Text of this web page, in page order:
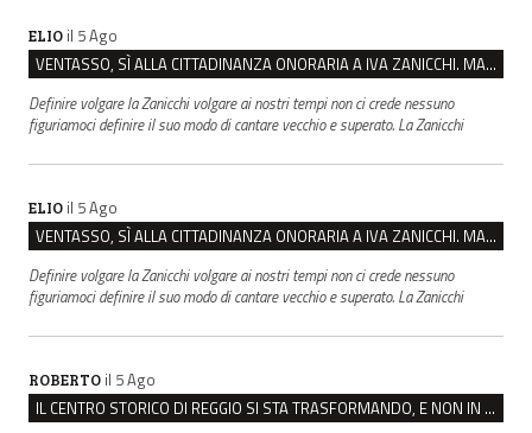
ELIO il 5 Ago
VENTASSO, SÌ ALLA CITTADINANZA ONORARIA A IVA ZANICCHI. MA BARGIACCHI: “È DI PESSIMO GUSTO”
Definire volgare la Zanicchi volgare ai nostri tempi non ci crede nessuno
figuriamoci definire il suo modo di cantare vecchio e superato. La Zanicchi
ELIO il 5 Ago
VENTASSO, SÌ ALLA CITTADINANZA ONORARIA A IVA ZANICCHI. MA BARGIACCHI: “È DI PESSIMO GUSTO”
Definire volgare la Zanicchi volgare ai nostri tempi non ci crede nessuno
figuriamoci definire il suo modo di cantare vecchio e superato. La Zanicchi
ROBERTO il 5 Ago
IL CENTRO STORICO DI REGGIO SI STA TRASFORMANDO, E NON IN MEGLIO